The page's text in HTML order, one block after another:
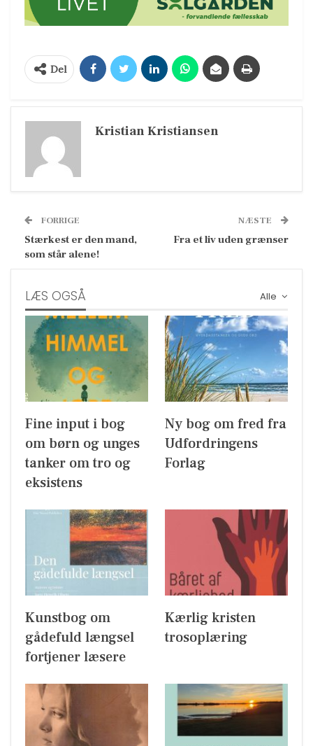
Del
Kristian Kristiansen
FORRIGE
Stærkest er den mand,
som står alene!
NÆSTE
Fra et liv uden grænser
Alle
LÆS OGSÅ
Fine input i bog
om børn og unges
tanker om tro og
eksistens
Ny bog om fred fra
Udfordringens
Forlag
Kunstbog om
gådefuld længsel
fortjener læsere
Kærlig kristen
trosoplæring